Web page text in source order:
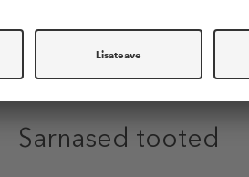
Sarnased tooted